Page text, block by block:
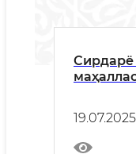
Сирдарё
бошлади.
19.07.2025